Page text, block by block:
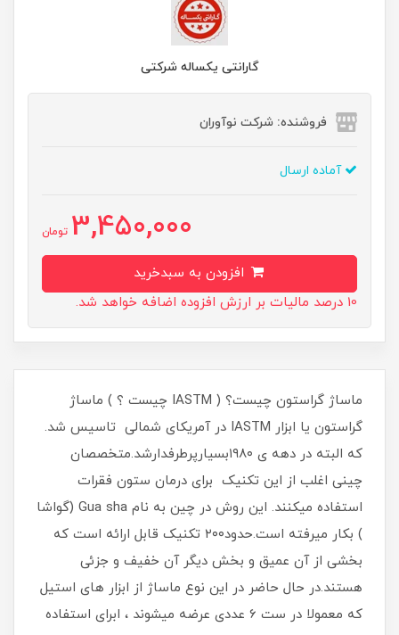
گارانتی یکساله شرکتی
فروشنده: شرکت نوآوران
آماده ارسال
3,450,000 تومان
10 درصد مالیات بر ارزش افزوده اضافه خواهد شد.
ماساژ گراستون چیست؟ ( IASTM چیست ؟ ) ماساژ
گراستون یا ابزار IASTM در آمریکای شمالی تاسیس شد.
که البته در دهه ی ۱۹۸۰بسیارپرطرفدارشد.متخصصان
چینی اغلب از این تکنیک برای درمان ستون فقرات
استفاده میکنند. این روش در چین به نام Gua sha (گواشا
) بکار میرفته است.حدود۲۰۰ تکنیک قابل ارائه است که
بخشی از آن عمیق و بخش دیگر آن خفیف و جزئی
هستند.در حال حاضر در این نوع ماساژ از ابزار های استیل
که معمولا در ست 6 عددی عرضه میشوند ، ابرای استفاده